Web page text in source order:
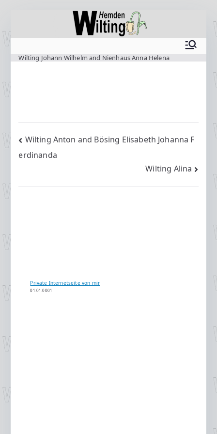
Inhalt
Wilting Johann Wilhelm and Nienhaus Anna Helena
Beitragsnavigation
Wilting Anton and Bösing Elisabeth Johanna F
erdinanda
Wilting Alina
Private Internetseite von mir
01.01.0001